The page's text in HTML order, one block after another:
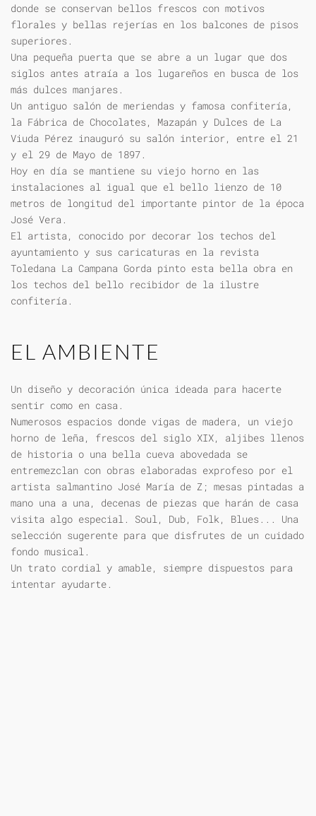
donde se conservan bellos frescos con motivos
florales y bellas rejerías en los balcones de pisos
superiores.
Una pequeña puerta que se abre a un lugar que dos
siglos antes atraía a los lugareños en busca de los
más dulces manjares.
Un antiguo salón de meriendas y famosa confitería,
la Fábrica de Chocolates, Mazapán y Dulces de La
Viuda Pérez inauguró su salón interior, entre el 21
y el 29 de Mayo de 1897.
Hoy en día se mantiene su viejo horno en las
instalaciones al igual que el bello lienzo de 10
metros de longitud del importante pintor de la época
José Vera.
El artista, conocido por decorar los techos del
ayuntamiento y sus caricaturas en la revista
Toledana La Campana Gorda pinto esta bella obra en
los techos del bello recibidor de la ilustre
confitería.
EL AMBIENTE
Un diseño y decoración única ideada para hacerte
sentir como en casa.
Numerosos espacios donde vigas de madera, un viejo
horno de leña, frescos del siglo XIX, aljibes llenos
de historia o una bella cueva abovedada se
entremezclan con obras elaboradas exprofeso por el
artista salmantino José María de Z; mesas pintadas a
mano una a una, decenas de piezas que harán de casa
visita algo especial. Soul, Dub, Folk, Blues... Una
selección sugerente para que disfrutes de un cuidado
fondo musical.
Un trato cordial y amable, siempre dispuestos para
intentar ayudarte.